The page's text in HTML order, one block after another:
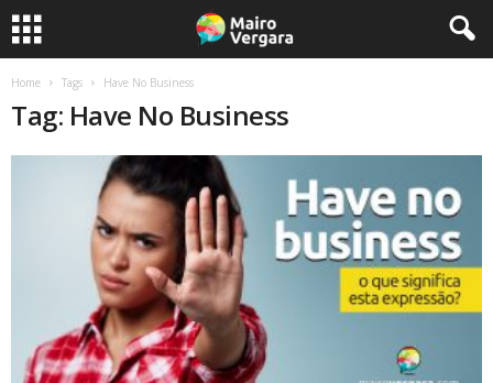
Home Tags Have No Business
Tag: Have No Business